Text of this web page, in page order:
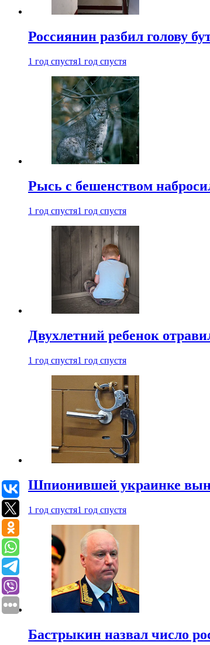
Россиянин разбил голову
1 год спустя1 год спустя
Рысь с бешенством
1 год спустя1 год спустя
Двухлетний ребенок
1 год спустя1 год спустя
Шпионившей украинке
1 год спустя1 год спустя
Бастрыкин назвал число